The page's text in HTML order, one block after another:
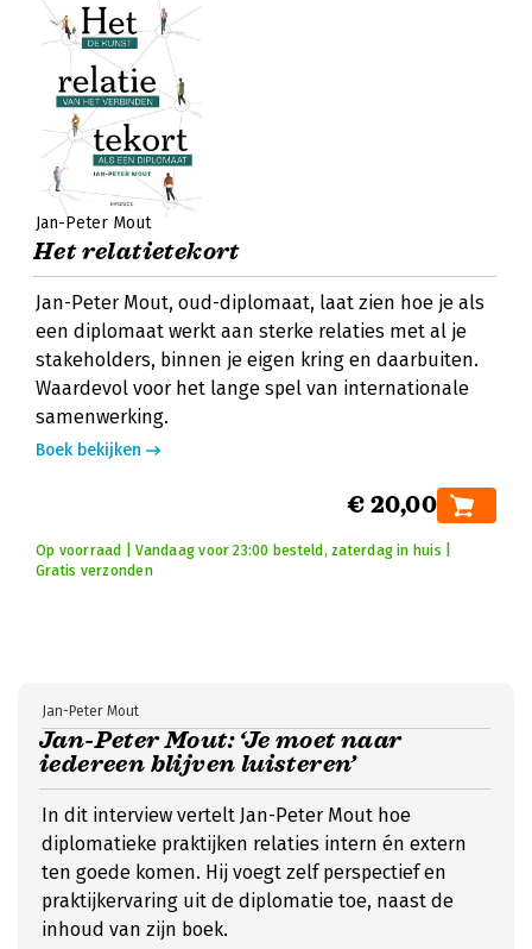
Jan-Peter Mout
Het relatietekort
Jan-Peter Mout, oud-diplomaat, laat zien hoe je als
een diplomaat werkt aan sterke relaties met al je
stakeholders, binnen je eigen kring en daarbuiten.
Waardevol voor het lange spel van internationale
samenwerking.
Boek bekijken
€ 20,00
Op voorraad | Vandaag voor 23:00 besteld, zaterdag in huis |
Gratis verzonden
Jan-Peter Mout: ‘Je moet naar
iedereen blijven luisteren’
Jan-Peter Mout
In dit interview vertelt Jan-Peter Mout hoe
diplomatieke praktijken relaties intern én extern
ten goede komen. Hij voegt zelf perspectief en
praktijkervaring uit de diplomatie toe, naast de
inhoud van zijn boek.